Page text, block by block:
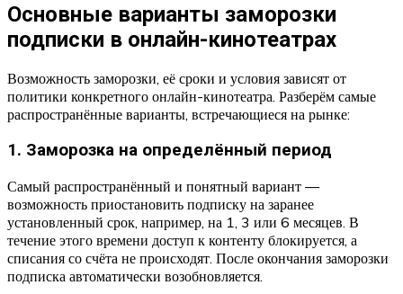
Основные варианты заморозки
подписки в онлайн-кинотеатрах
Возможность заморозки, её сроки и условия зависят от
политики конкретного онлайн-кинотеатра. Разберём самые
распространённые варианты, встречающиеся на рынке:
1. Заморозка на определённый период
Самый распространённый и понятный вариант —
возможность приостановить подписку на заранее
установленный срок, например, на 1, 3 или 6 месяцев. В
течение этого времени доступ к контенту блокируется, а
списания со счёта не происходят. После окончания заморозки
подписка автоматически возобновляется.